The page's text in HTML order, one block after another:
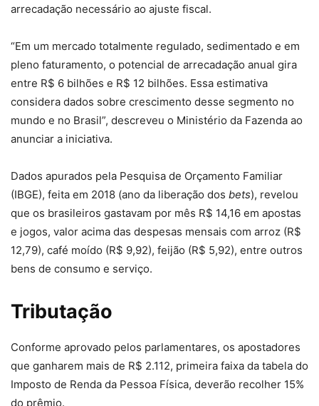
arrecadação necessário ao ajuste fiscal.
“Em um mercado totalmente regulado, sedimentado e em
pleno faturamento, o potencial de arrecadação anual gira
entre R$ 6 bilhões e R$ 12 bilhões. Essa estimativa
considera dados sobre crescimento desse segmento no
mundo e no Brasil”, descreveu o Ministério da Fazenda ao
anunciar a iniciativa.
Dados apurados pela Pesquisa de Orçamento Familiar
(IBGE), feita em 2018 (ano da liberação dos bets), revelou
que os brasileiros gastavam por mês R$ 14,16 em apostas
e jogos, valor acima das despesas mensais com arroz (R$
12,79), café moído (R$ 9,92), feijão (R$ 5,92), entre outros
bens de consumo e serviço.
Tributação
Conforme aprovado pelos parlamentares, os apostadores
que ganharem mais de R$ 2.112, primeira faixa da tabela do
Imposto de Renda da Pessoa Física, deverão recolher 15%
do prêmio.